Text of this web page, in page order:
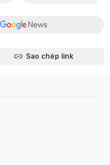
Sao chép link